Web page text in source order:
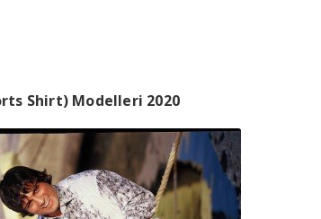
Shirt) Modelleri 2020